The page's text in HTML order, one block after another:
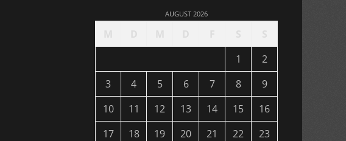
AUGUST 2026
1
2
3
4 5 6 7 8
9
10
11 12 13 14 15
16
17
18 19 20 21 22
23